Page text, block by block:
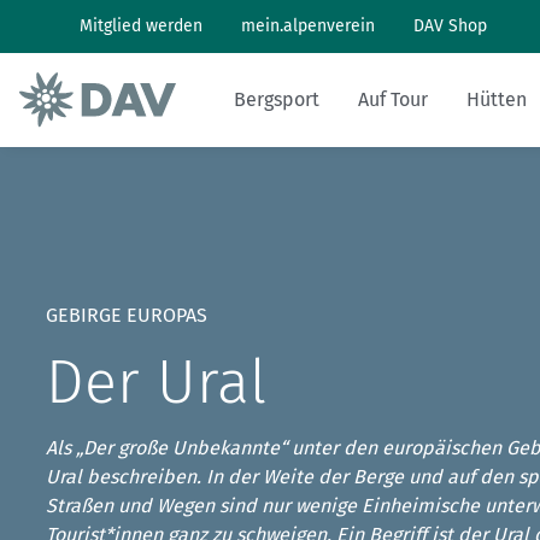
Mitglied werden mein.alpenverein DAV Shop
Bergsport
Mountainbiken: So geht's
Auf Tour Hütten
DAV Panorama App
Hüttensuche
Last-Minute-Hüttenbett
GEBIRGE EUROPAS
Der Ural
Als „Der große Unbekannte“ unter den europäischen
Ural beschreiben. In der Weite der Berge und auf den
Straßen und Wegen sind nur wenige Einheimische
Tourist*innen ganz zu schweigen. Ein Begriff ist der Ural